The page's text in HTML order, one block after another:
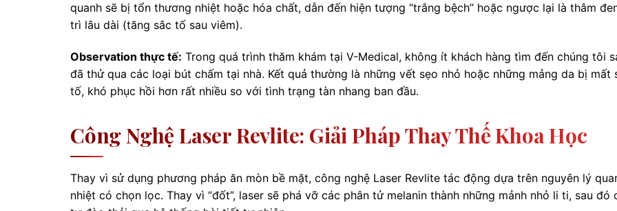
quanh sẽ bị tổn thương nhiệt hoặc hóa chất, dẫn đến hiện tượng “trắng bệch” hoặc ngược lại là thâm
trì lâu dài (tăng sắc tố sau viêm).
Observation thực tế: Trong quá trình thăm khám tại V-Medical, không ít khách hàng tìm đến chúng tôi
đã thử qua các loại bút chấm tại nhà. Kết quả thường là những vết sẹo nhỏ hoặc những mảng da bị mất
tố, khó phục hồi hơn rất nhiều so với tình trạng tàn nhang ban đầu.
Công Nghệ Laser Revlite: Giải Pháp Thay Thế Khoa Học
Thay vì sử dụng phương pháp ăn mòn bề mặt, công nghệ Laser Revlite tác động dựa trên nguyên lý
nhiệt có chọn lọc. Thay vì “đốt”, laser sẽ phá vỡ các phân tử melanin thành những mảnh nhỏ li ti, sau đó